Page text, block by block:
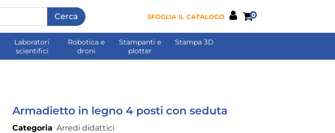
SFOGLIA IL CATALOGO 0
Laboratori
scientifici
Robotica e
droni
Stampanti e
plotter
Stampa 3D
Armadietto in legno 4 posti con seduta
Categoria Arredi didattici